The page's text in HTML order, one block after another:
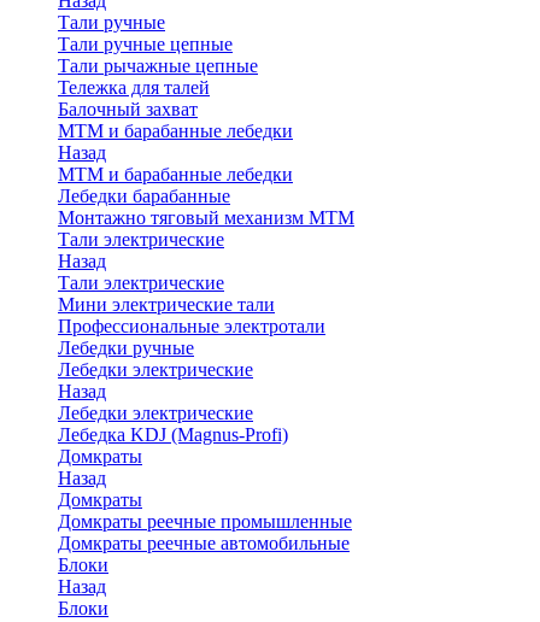
Тали ручные
Тали ручные цепные
Тали рычажные цепные
Тележка для талей
Балочный захват
МТМ и барабанные лебедки
Назад
МТМ и барабанные лебедки
Лебедки барабанные
Монтажно тяговый механизм МТМ
Тали электрические
Назад
Тали электрические
Мини электрические тали
Профессиональные электротали
Лебедки ручные
Лебедки электрические
Назад
Лебедки электрические
Лебедка KDJ (Magnus-Profi)
Домкраты
Назад
Домкраты
Домкраты реечные промышленные
Домкраты реечные автомобильные
Блоки
Назад
Блоки